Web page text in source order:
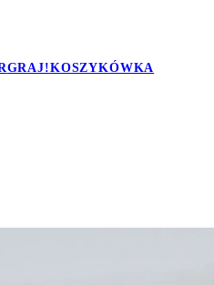
GRAJ!KOSZYKÓWKA